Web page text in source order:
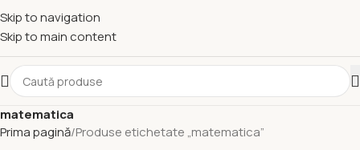
Skip to navigation
Skip to main content
matematica
Prima pagină Produse etichetate „matematica”